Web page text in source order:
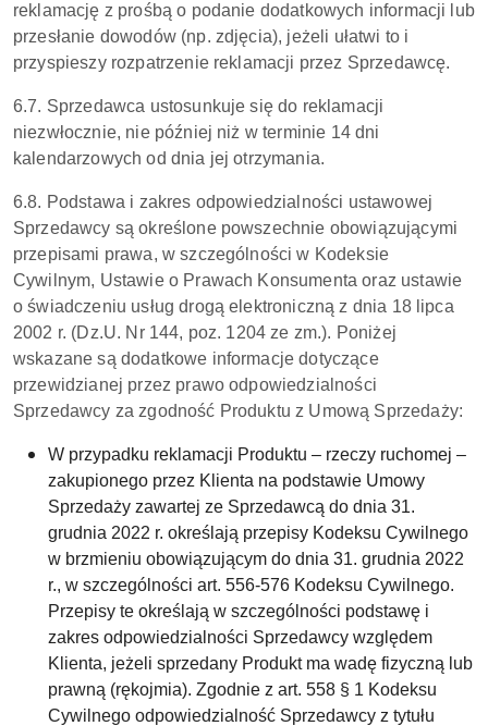
reklamację z prośbą o podanie dodatkowych informacji lub
przesłanie dowodów (np. zdjęcia), jeżeli ułatwi to i
przyspieszy rozpatrzenie reklamacji przez Sprzedawcę.
6.7. Sprzedawca ustosunkuje się do reklamacji
niezwłocznie, nie później niż w terminie 14 dni
kalendarzowych od dnia jej otrzymania.
6.8. Podstawa i zakres odpowiedzialności ustawowej
Sprzedawcy są określone powszechnie obowiązującymi
przepisami prawa, w szczególności w Kodeksie
Cywilnym, Ustawie o Prawach Konsumenta oraz ustawie
o świadczeniu usług drogą elektroniczną z dnia 18 lipca
2002 r. (Dz.U. Nr 144, poz. 1204 ze zm.). Poniżej
wskazane są dodatkowe informacje dotyczące
przewidzianej przez prawo odpowiedzialności
Sprzedawcy za zgodność Produktu z Umową Sprzedaży:
W przypadku reklamacji Produktu – rzeczy ruchomej –
zakupionego przez Klienta na podstawie Umowy
Sprzedaży zawartej ze Sprzedawcą do dnia 31.
grudnia 2022 r. określają przepisy Kodeksu Cywilnego
w brzmieniu obowiązującym do dnia 31. grudnia 2022
r., w szczególności art. 556-576 Kodeksu Cywilnego.
Przepisy te określają w szczególności podstawę i
zakres odpowiedzialności Sprzedawcy względem
Klienta, jeżeli sprzedany Produkt ma wadę fizyczną lub
prawną (rękojmia). Zgodnie z art. 558 § 1 Kodeksu
Cywilnego odpowiedzialność Sprzedawcy z tytułu